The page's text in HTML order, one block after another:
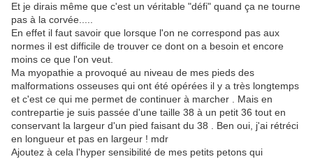
Et je dirais même que c'est un véritable "défi" quand ça ne tourne
pas à la corvée.....
En effet il faut savoir que lorsque l'on ne correspond pas aux
normes il est difficile de trouver ce dont on a besoin et encore
moins ce que l'on veut.
Ma myopathie a provoqué au niveau de mes pieds des
malformations osseuses qui ont été opérées il y a très longtemps
et c'est ce qui me permet de continuer à marcher . Mais en
contrepartie je suis passée d'une taille 38 à un petit 36 tout en
conservant la largeur d'un pied faisant du 38 . Ben oui, j'ai rétréci
en longueur et pas en largeur ! mdr
Ajoutez à cela l'hyper sensibilité de mes petits petons qui